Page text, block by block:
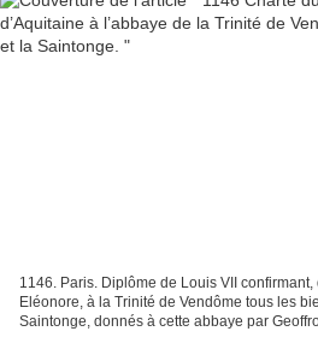
1146. Paris. Diplôme de Louis VII
Eléonore, à la Trinité de Vendôme tous les
Saintonge, donnés à cette abbaye par